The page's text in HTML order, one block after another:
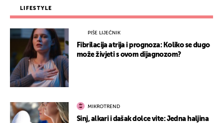
LIFESTYLE
PIŠE LIJEČNIK
Fibrilacija atrija i prognoza: Koliko se dugo
može živjeti s ovom dijagnozom?
MIKROTREND
Sinj, alkari i dašak dolce vite: Jedna haljina